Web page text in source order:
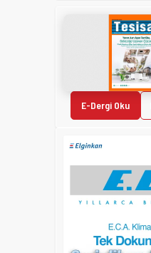
E-Dergi Oku